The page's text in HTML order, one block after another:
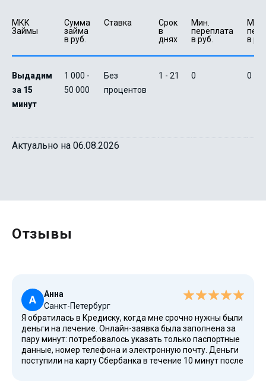
МКК
Займы
Сумма
займа
в руб.
Ставка
Срок
в
днях
Мин.
переплата
в руб.
в
Выдадим
за 15
минут
1 000 -
50 000
Без
процентов
1 - 21 0 0
Актуально на 06.08.2026
Отзывы
А
Анна
Санкт-Петербург
Я обратилась в Кредиску, когда мне срочно нужны были
деньги на лечение. Онлайн-заявка была заполнена за
пару минут: потребовалось указать только паспортные
данные, номер телефона и электронную почту. Деньги
поступили на карту Сбербанка в течение 10 минут после